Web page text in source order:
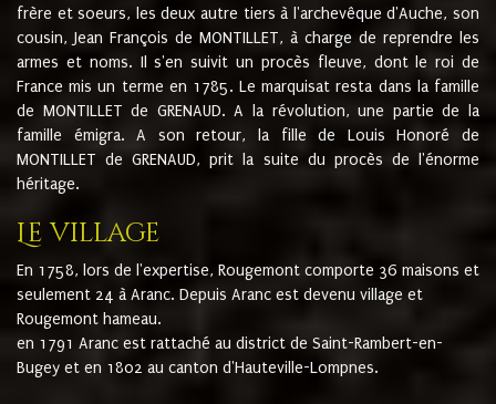
frère et soeurs, les deux autre tiers à l'archevêque d'Auche, son
cousin, Jean François de MONTILLET, à charge de reprendre les
armes et noms. Il s'en suivit un procès fleuve, dont le roi de
France mis un terme en 1785. Le marquisat resta dans la famille
de MONTILLET de GRENAUD. A la révolution, une partie de la
famille émigra. A son retour, la fille de Louis Honoré de
MONTILLET de GRENAUD, prit la suite du procès de l'énorme
héritage.
Le village
En 1758, lors de l'expertise, Rougemont comporte 36 maisons et
seulement 24 à Aranc. Depuis Aranc est devenu village et
Rougemont hameau.
en 1791 Aranc est rattaché au district de Saint-Rambert-en-
Bugey et en 1802 au canton d'Hauteville-Lompnes.